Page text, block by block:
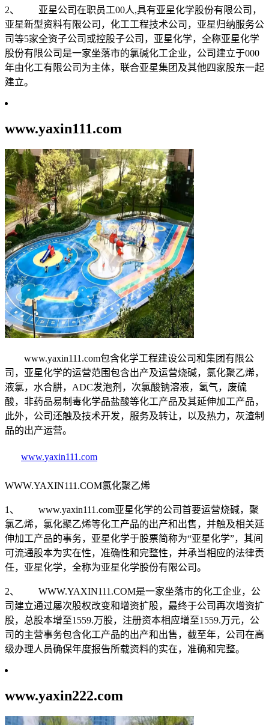
2、 亚星公司在职员工00人,具有亚星化学股份有限公司，
亚星新型资料有限公司，化工工程技术公司，亚星归纳服务公
司等5家全资子公司或控股子公司，亚星化学，全称亚星化学
股份有限公司是一家坐落市的氯碱化工企业，公司建立于000
年由化工有限公司为主体，联合亚星集团及其他四家股东一起
建立。
www.yaxin111.com
www.yaxin111.com包含化学工程建设公司和集团有限公
司，亚星化学的运营范围包含出产及运营烧碱，氯化聚乙烯，
液氯，水合肼，ADC发泡剂，次氯酸钠溶液，氢气，废硫
酸，非药品易制毒化学品盐酸等化工产品及其延伸加工产品，
此外，公司还触及技术开发，服务及转让，以及热力，灰渣制
品的出产运营。
www.yaxin111.com
WWW.YAXIN111.COM氯化聚乙烯
1、 www.yaxin111.com亚星化学的公司首要运营烧碱，聚
氯乙烯，氯化聚乙烯等化工产品的出产和出售，并触及相关延
伸加工产品的事务，亚星化学于股票简称为“亚星化学”，其间
可流通股本为实在性，准确性和完整性，并承当相应的法律责
任，亚星化学，全称为亚星化学股份有限公司。
2、 WWW.YAXIN111.COM是一家坐落市的化工企业，公
司建立通过屡次股权改变和增资扩股，最终于公司再次增资扩
股，总股本增至1559.万股，注册资本相应增至1559.万元，公
司的主营事务包含化工产品的出产和出售，截至年，公司在高
级办理人员确保年度报告所载资料的实在，准确和完整。
www.yaxin222.com